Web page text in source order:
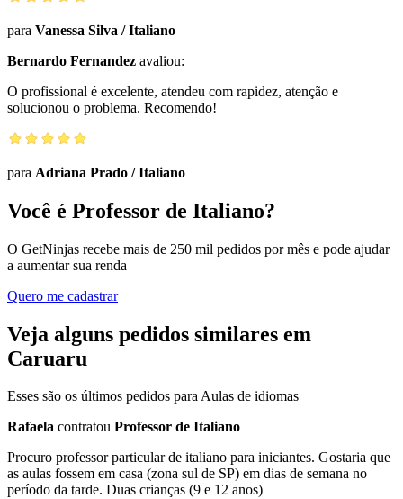
para Vanessa Silva /Italiano
Bernardo Fernandez avaliou:
O profissional é excelente, atendeu com rapidez, atenção e
solucionou o problema. Recomendo!
para Adriana Prado /Italiano
Você é Professor de Italiano?
O GetNinjas recebe mais de 250 mil pedidos por mês e pode ajudar
a aumentar sua renda
Quero me cadastrar
Veja alguns pedidos similares em
Caruaru
Esses são os últimos pedidos para Aulas de idiomas
Rafaela contratou Professor de Italiano
Procuro professor particular de italiano para iniciantes. Gostaria que
as aulas fossem em casa (zona sul de SP) em dias de semana no
período da tarde. Duas crianças (9 e 12 anos)